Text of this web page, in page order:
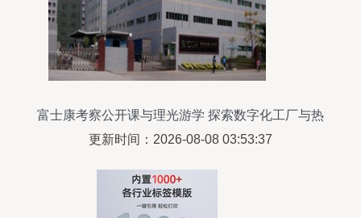
富士康考察公开课与理光游学 探索数字化工厂与热
敏打印技术的前沿实践
更新时间：2026-08-08 03:53:37